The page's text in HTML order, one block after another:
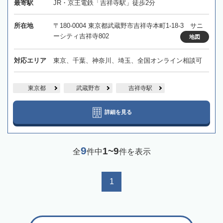
最寄駅 JR・京王電鉄「吉祥寺駅」徒歩2分
所在地
〒180-0004 東京都武蔵野市吉祥寺本町1-18-3 サニ
ーシティ吉祥寺802
地図
対応エリア 東京、千葉、神奈川、埼玉、全国オンライン相談可
東京都 武蔵野市 吉祥寺駅
詳細を見る
全9件中1~9件を表示
1